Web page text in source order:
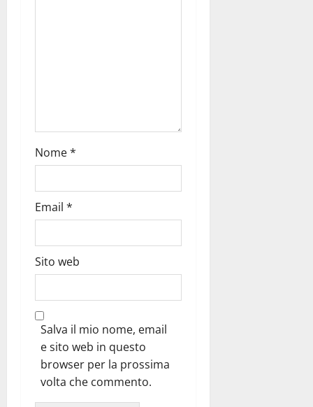
Nome*
Email *
Sito web
Salva il mio nome, email
e sito web in questo
browser per la prossima
volta che commento.